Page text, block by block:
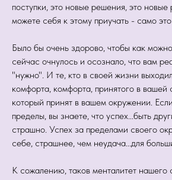
поступки, это новые решения, это
можете себя к этому приучать - само
Было бы очень здорово, чтобы как
сейчас очнулось и осознало, что вам
"нужно". И те, кто в своей жизни
комфорта, комфорта, принятого в вашей
который принят в вашем окружении.
пределы, вы знаете, что успех...быть
страшно. Успех за пределами своего
себе, страшнее, чем неудача...для
К сожалению, таков менталитет нашего